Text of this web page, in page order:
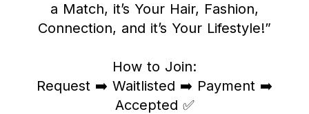
a Match, it’s Your Hair, Fashion,
Connection, and it’s Your Lifestyle!”
How to Join:
Request ➡️ Waitlisted ➡️ Payment ➡️
Accepted ✅